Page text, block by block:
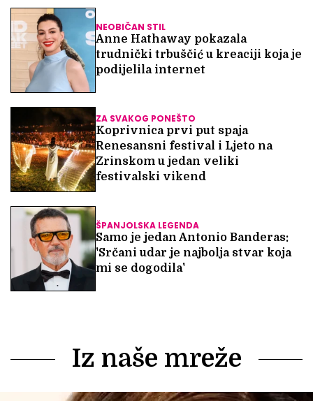
NEOBIČAN STIL
Anne Hathaway pokazala
trudnički trbuščić u kreaciji koja je
podijelila internet
ZA SVAKOG PONEŠTO
Koprivnica prvi put spaja
Renesansni festival i Ljeto na
Zrinskom u jedan veliki
festivalski vikend
ŠPANJOLSKA LEGENDA
Samo je jedan Antonio Banderas:
'Srčani udar je najbolja stvar koja
mi se dogodila'
Iz naše mreže